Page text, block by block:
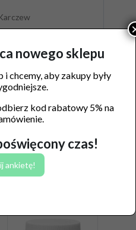
nowego sklepu
i chcemy, aby zakupy były
kod rabatowy 5% na
czas!
ankietę!